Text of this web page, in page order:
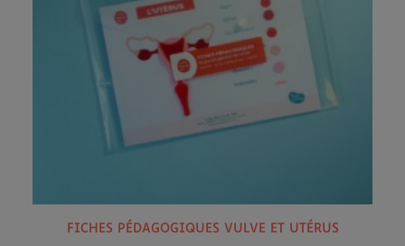
AJOUTER AU PANIER
FICHES PÉDAGOGIQUES VULVE ET UTÉRUS